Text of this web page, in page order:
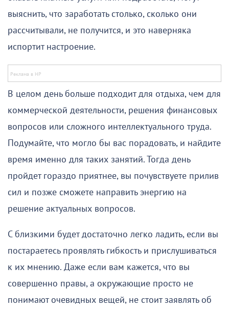
выяснить, что заработать столько, сколько они
рассчитывали, не получится, и это наверняка
испортит настроение.
В целом день больше подходит для отдыха, чем для
коммерческой деятельности, решения финансовых
вопросов или сложного интеллектуального труда.
Подумайте, что могло бы вас порадовать, и найдите
время именно для таких занятий. Тогда день
пройдет гораздо приятнее, вы почувствуете прилив
сил и позже сможете направить энергию на
решение актуальных вопросов.
С близкими будет достаточно легко ладить, если вы
постараетесь проявлять гибкость и прислушиваться
к их мнению. Даже если вам кажется, что вы
совершенно правы, а окружающие просто не
понимают очевидных вещей, не стоит заявлять об